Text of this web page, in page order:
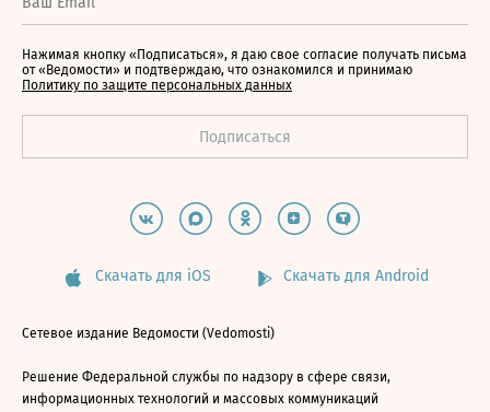
Нажимая кнопку «Подписаться», я даю свое согласие получать письма
от «Ведомости» и подтверждаю, что ознакомился и принимаю
Политику по защите персональных данных
Скачать для iOS Скачать для Android
Сетевое издание Ведомости (Vedomosti)
Решение Федеральной службы по надзору в сфере связи,
информационных технологий и массовых коммуникаций